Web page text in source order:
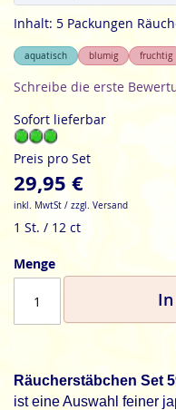
Inhalt: 5 Packungen
aquatisch blumig fruchtig
Schreibe die erste
Sofort lieferbar
Preis pro Set
29,95 €
inkl. MwtSt / zzgl. Versand
1 St. / 12 ct
Menge
Räucherstäbchen Set
ist eine Auswahl feiner